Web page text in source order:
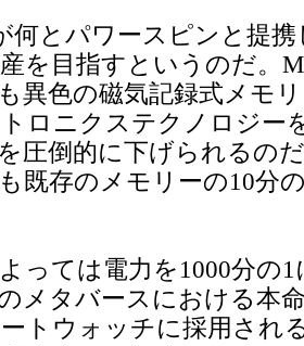
何とパワースピンと提携
を目指すというのだ。
異色の磁気記録式メモ
ロニクステクノロジー
圧倒的に下げられるの
既存のメモリーの10分
っては電力を1000分の1
メタバースにおける本
トウォッチに採用され